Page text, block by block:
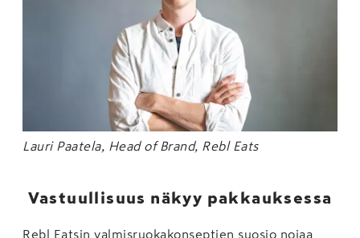
Lauri Paatela, Head of Brand, Rebl Eats
Vastuullisuus näkyy pakkauksessa
Rebl Eatsin valmisruokakonseptien suosio nojaa